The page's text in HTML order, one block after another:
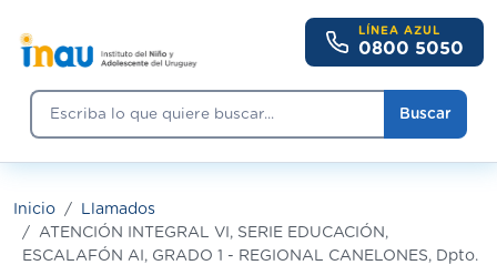
Buscar
Buscar
LÍNEA AZUL
0800 5050
Inicio
Llamados
ATENCIÓN INTEGRAL VI, SERIE EDUCACIÓN,
ESCALAFÓN AI, GRADO 1 - REGIONAL CANELONES, Dpto.